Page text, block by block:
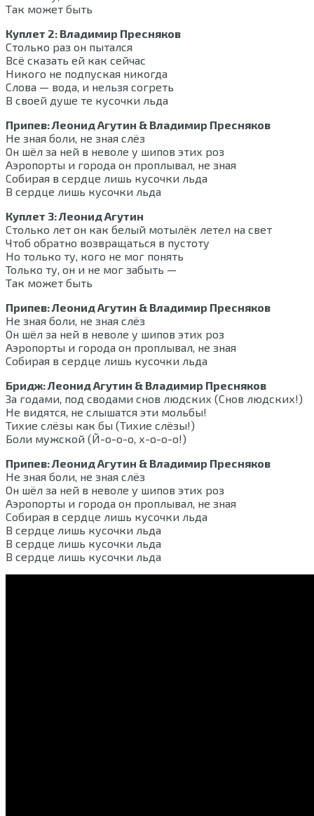
Так может быть
Куплет 2: Владимир Пресняков
Столько раз он пытался
Всё сказать ей как сейчас
Никого не подпуская никогда
Слова — вода, и нельзя согреть
В своей душе те кусочки льда
Припев: Леонид Агутин & Владимир Пресняков
Не зная боли, не зная слёз
Он шёл за ней в неволе у шипов этих роз
Аэропорты и города он проплывал, не зная
Собирая в сердце лишь кусочки льда
В сердце лишь кусочки льда
Куплет 3: Леонид Агутин
Столько лет он как белый мотылёк летел на свет
Чтоб обратно возвращаться в пустоту
Но только ту, кого не мог понять
Только ту, он и не мог забыть —
Так может быть
Припев: Леонид Агутин & Владимир Пресняков
Не зная боли, не зная слёз
Он шёл за ней в неволе у шипов этих роз
Аэропорты и города он проплывал, не зная
Собирая в сердце лишь кусочки льда
Бридж: Леонид Агутин & Владимир Пресняков
За годами, под сводами снов людских (Cнов людских!)
Не видятся, не слышатся эти мольбы!
Тихие слёзы как бы (Тихие слёзы!)
Боли мужской (Й-о-о-о, х-о-о-о!)
Припев: Леонид Агутин & Владимир Пресняков
Не зная боли, не зная слёз
Он шёл за ней в неволе у шипов этих роз
Аэропорты и города он проплывал, не зная
Собирая в сердце лишь кусочки льда
В сердце лишь кусочки льда
В сердце лишь кусочки льда
В сердце лишь кусочки льда